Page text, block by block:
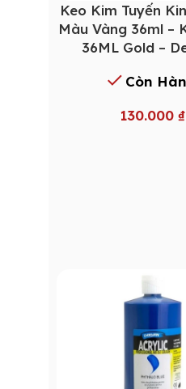
Keo Kim Tuyến
Màu Vàng 36ml –
36ML Gold –
Còn
130.000 ₫